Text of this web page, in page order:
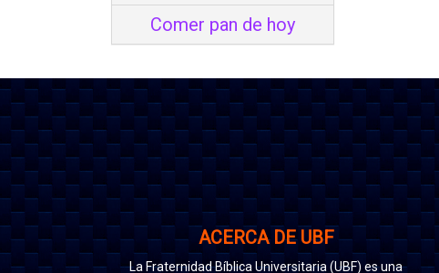
Comer pan de hoy
ACERCA DE UBF
La Fraternidad Bíblica Universitaria (UBF) es una